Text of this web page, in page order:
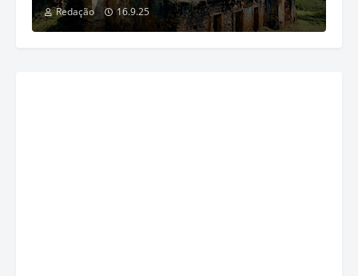
Redação 16.9.25